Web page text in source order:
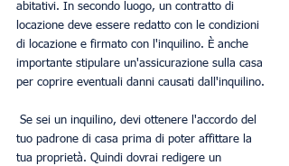
abitativi. In secondo luogo, un contratto di
locazione deve essere redatto con le condizioni
di locazione e firmato con l'inquilino. È anche
importante stipulare un'assicurazione sulla casa
per coprire eventuali danni causati dall'inquilino.
tuo padrone di casa prima di poter affittare la
tua proprietà. Quindi dovrai redigere un